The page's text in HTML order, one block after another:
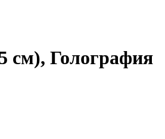
см), Голография